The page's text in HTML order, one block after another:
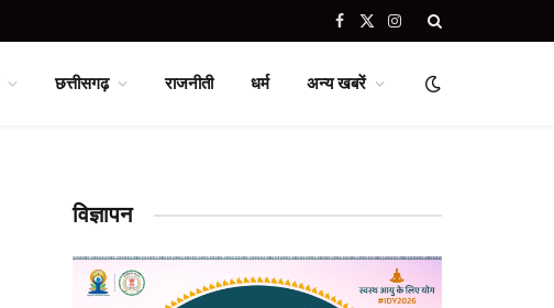
Facebook
X
Instagram
छत्तीसगढ़ राजनीती धर्म अन्य खबरें
विज्ञापन